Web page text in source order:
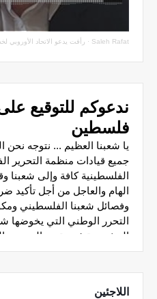
Saleh Rafat
· رأفت يدعو الاتحاد الأوروبي لخطوات
اللاجئين